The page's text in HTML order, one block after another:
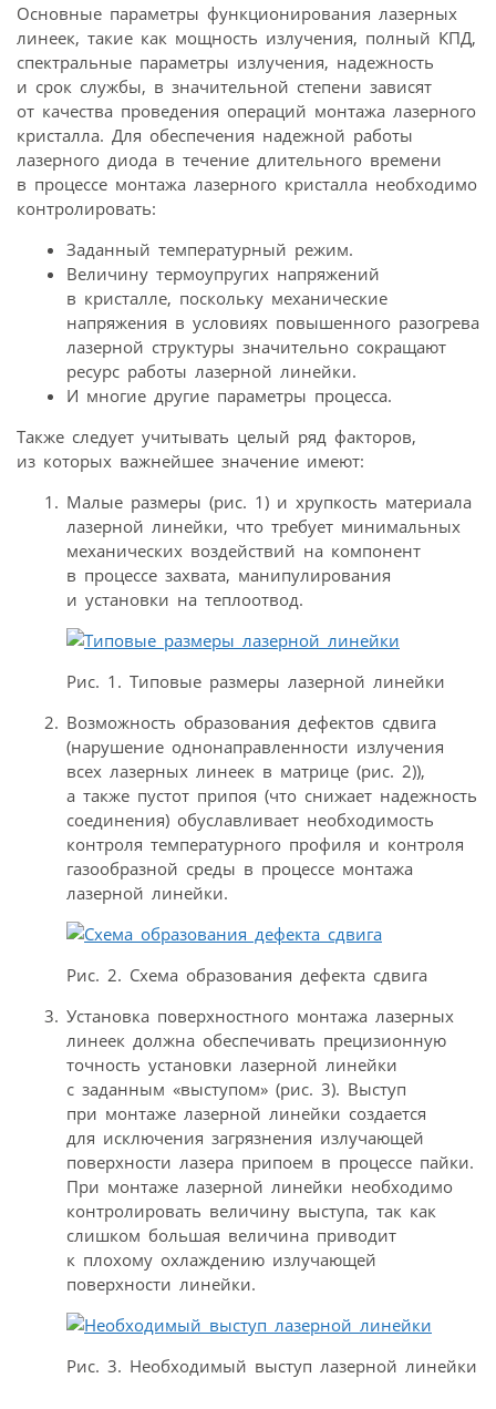
Основные параметры функционирования лазерных
линеек, такие как мощность излучения, полный КПД,
спектральные параметры излучения, надежность
и срок службы, в значительной степени зависят
от качества проведения операций монтажа лазерного
кристалла. Для обеспечения надежной работы
лазерного диода в течение длительного времени
в процессе монтажа лазерного кристалла необходимо
контролировать:
Заданный температурный режим.
Величину термоупругих напряжений
в кристалле, поскольку механические
напряжения в условиях повышенного разогрева
лазерной структуры значительно сокращают
ресурс работы лазерной линейки.
И многие другие параметры процесса.
Также следует учитывать целый ряд факторов,
из которых важнейшее значение имеют:
Малые размеры (рис. 1) и хрупкость материала
лазерной линейки, что требует минимальных
механических воздействий на компонент
в процессе захвата, манипулирования
и установки на теплоотвод.
Рис. 1. Типовые размеры лазерной линейки
Возможность образования дефектов сдвига
(нарушение однонаправленности излучения
всех лазерных линеек в матрице (рис. 2)),
а также пустот припоя (что снижает надежность
соединения) обуславливает необходимость
контроля температурного профиля и контроля
газообразной среды в процессе монтажа
лазерной линейки.
Рис. 2. Схема образования дефекта сдвига
Установка поверхностного монтажа лазерных
линеек должна обеспечивать прецизионную
точность установки лазерной линейки
с заданным «выступом» (рис. 3). Выступ
при монтаже лазерной линейки создается
для исключения загрязнения излучающей
поверхности лазера припоем в процессе пайки.
При монтаже лазерной линейки необходимо
контролировать величину выступа, так как
слишком большая величина приводит
к плохому охлаждению излучающей
поверхности линейки.
Рис. 3. Необходимый выступ лазерной линейки